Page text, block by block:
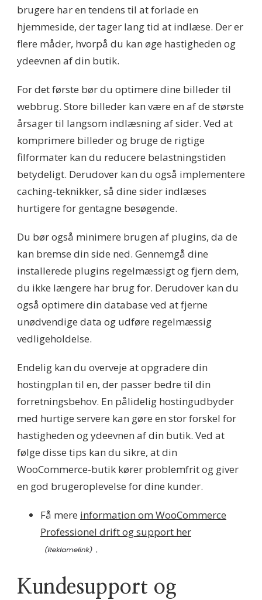
brugere har en tendens til at forlade en
hjemmeside, der tager lang tid at indlæse. Der er
flere måder, hvorpå du kan øge hastigheden og
ydeevnen af din butik.
For det første bør du optimere dine billeder til
webbrug. Store billeder kan være en af de største
årsager til langsom indlæsning af sider. Ved at
komprimere billeder og bruge de rigtige
filformater kan du reducere belastningstiden
betydeligt. Derudover kan du også implementere
caching-teknikker, så dine sider indlæses
hurtigere for gentagne besøgende.
Du bør også minimere brugen af plugins, da de
kan bremse din side ned. Gennemgå dine
installerede plugins regelmæssigt og fjern dem,
du ikke længere har brug for. Derudover kan du
også optimere din database ved at fjerne
unødvendige data og udføre regelmæssig
vedligeholdelse.
Endelig kan du overveje at opgradere din
hostingplan til en, der passer bedre til din
forretningsbehov. En pålidelig hostingudbyder
med hurtige servere kan gøre en stor forskel for
hastigheden og ydeevnen af din butik. Ved at
følge disse tips kan du sikre, at din
WooCommerce-butik kører problemfrit og giver
en god brugeroplevelse for dine kunder.
Få mere information om WooCommerce
Professionel drift og support her
.
Kundesupport og